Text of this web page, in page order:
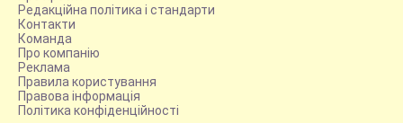
Редакційна політика і стандарти
Контакти
Команда
Про компанію
Реклама
Правила користування
Правова інформація
Політика конфіденційності